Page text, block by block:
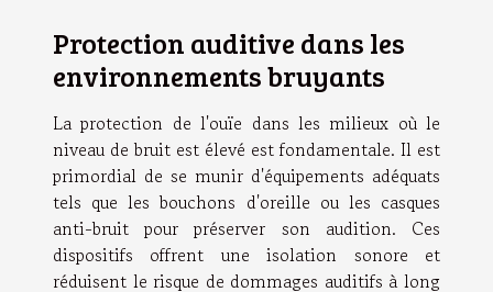
Protection auditive dans les
environnements bruyants
La protection de l'ouïe dans les milieux où le
niveau de bruit est élevé est fondamentale. Il est
primordial de se munir d'équipements adéquats
tels que les bouchons d'oreille ou les casques
anti-bruit pour préserver son audition. Ces
dispositifs offrent une isolation sonore et
réduisent le risque de dommages auditifs à long